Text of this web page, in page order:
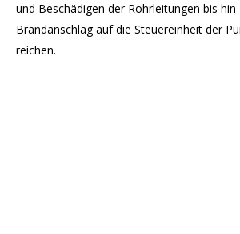
und Beschädigen der Rohrleitungen bis hin
Brandanschlag auf die Steuereinheit der
reichen.